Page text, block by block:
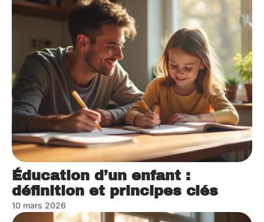
Éducation d’un enfant :
définition et principes clés
10 mars 2026